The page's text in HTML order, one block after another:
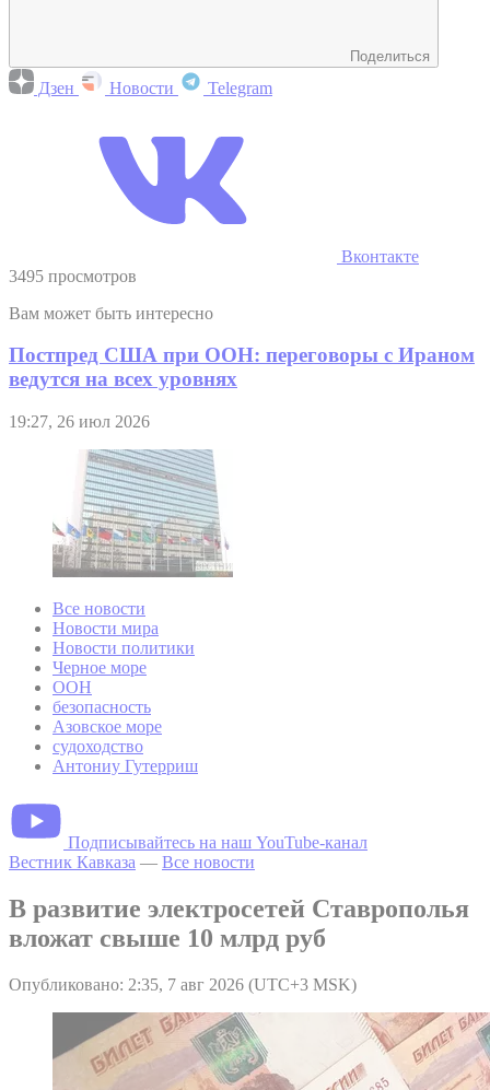
Поделиться
Дзен Новости Telegram
Вконтакте
3495 просмотров
Вам может быть интересно
Постпред США при ООН: переговоры с Ираном
ведутся на всех уровнях
19:27, 26 июл 2026
Все новости
Новости мира
Новости политики
Черное море
ООН
безопасность
Азовское море
судоходство
Антониу Гутерриш
Подписывайтесь на наш YouTube-канал
Вестник Кавказа — Все новости
В развитие электросетей Ставрополья
вложат свыше 10 млрд руб
Опубликовано: 2:35, 7 авг 2026 (UTC+3 MSK)